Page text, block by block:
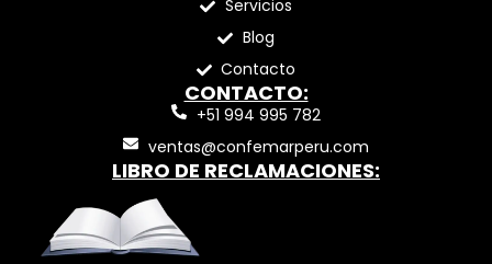
Servicios
Blog
Contacto
CONTACTO:
+51 994 995 782
ventas@confemarperu.com
LIBRO DE RECLAMACIONES: